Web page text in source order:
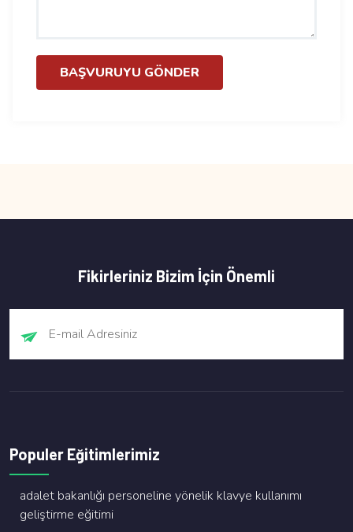
BAŞVURUYU GÖNDER
Fikirleriniz Bizim İçin Önemli
Populer Eğitimlerimiz
adalet bakanliği personeli̇ne yöneli̇k klavye kullanimi
geli̇şti̇rme eği̇ti̇mi̇